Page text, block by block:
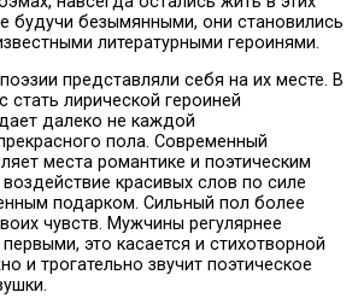
будучи безымянными, они становились
литературными героинями.
представляли себя на их месте. В
лирической героиней
далеко не каждой
пола. Современный
места романтике и поэтическим
красивых слов по силе
подарком. Сильный пол более
чувств. Мужчины регулярнее
это касается и стихотворной
и трогательно звучит поэтическое